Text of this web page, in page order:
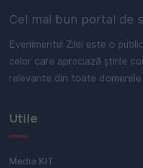
Cel mai bun portal de
Evenimentul Zilei este o
celor care apreciază știrile
relevante din toate
Utile
Media KIT